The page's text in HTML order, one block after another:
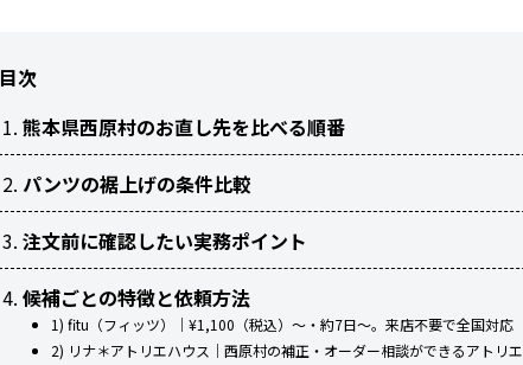
目次
熊本県西原村のお直し先を比べる順番
パンツの裾上げの条件比較
注文前に確認したい実務ポイント
候補ごとの特徴と依頼方法
1) fitu（フィッツ）｜¥1,100（税込）～・約7日～。来店不要で全国対応
2) リナ＊アトリエハウス｜西原村の補正・オーダー相談ができるアトリエ